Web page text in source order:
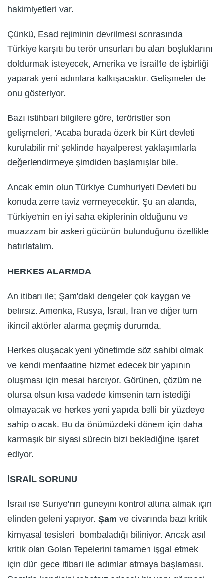
hakimiyetleri var.
Çünkü, Esad rejiminin devrilmesi sonrasında
Türkiye karşıtı bu terör unsurları bu alan boşluklarını
doldurmak isteyecek, Amerika ve İsrail'le de işbirliği
yaparak yeni adımlara kalkışacaktır. Gelişmeler de
onu gösteriyor.
Bazı istihbari bilgilere göre, teröristler son
gelişmeleri, 'Acaba burada özerk bir Kürt devleti
kurulabilir mi' şeklinde hayalperest yaklaşımlarla
değerlendirmeye şimdiden başlamışlar bile.
Ancak emin olun Türkiye Cumhuriyeti Devleti bu
konuda zerre taviz vermeyecektir. Şu an alanda,
Türkiye'nin en iyi saha ekiplerinin olduğunu ve
muazzam bir askeri gücünün bulunduğunu özellikle
hatırlatalım.
HERKES ALARMDA
An itibarı ile; Şam'daki dengeler çok kaygan ve
belirsiz. Amerika, Rusya, İsrail, İran ve diğer tüm
ikincil aktörler alarma geçmiş durumda.
Herkes oluşacak yeni yönetimde söz sahibi olmak
ve kendi menfaatine hizmet edecek bir yapının
oluşması için mesai harcıyor. Görünen, çözüm ne
olursa olsun kısa vadede kimsenin tam istediği
olmayacak ve herkes yeni yapıda belli bir yüzdeye
sahip olacak. Bu da önümüzdeki dönem için daha
karmaşık bir siyasi sürecin bizi beklediğine işaret
ediyor.
İSRAİL SORUNU
İsrail ise Suriye'nin güneyini kontrol altına almak için
elinden geleni yapıyor. Şam ve civarında bazı kritik
kimyasal tesisleri bombaladığı biliniyor. Ancak asıl
kritik olan Golan Tepelerini tamamen işgal etmek
için dün gece itibari ile adımlar atmaya başlaması.